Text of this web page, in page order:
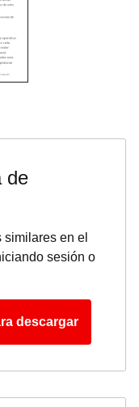
de
similares en el
sesión o
descargar